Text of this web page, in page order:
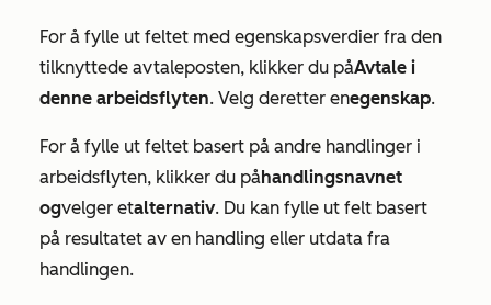
For å fylle ut feltet med egenskapsverdier fra den
tilknyttede avtaleposten, klikker du påAvtale i
denne arbeidsflyten. Velg deretter enegenskap.
For å fylle ut feltet basert på andre handlinger i
arbeidsflyten, klikker du påhandlingsnavnet
ogvelger etalternativ. Du kan fylle ut felt basert
på resultatet av en handling eller utdata fra
handlingen.